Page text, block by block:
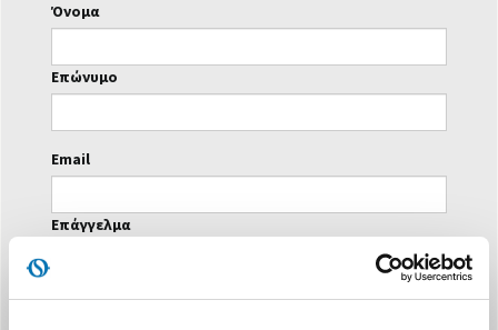
Όνομα
Επώνυμο
Email
Επάγγελμα